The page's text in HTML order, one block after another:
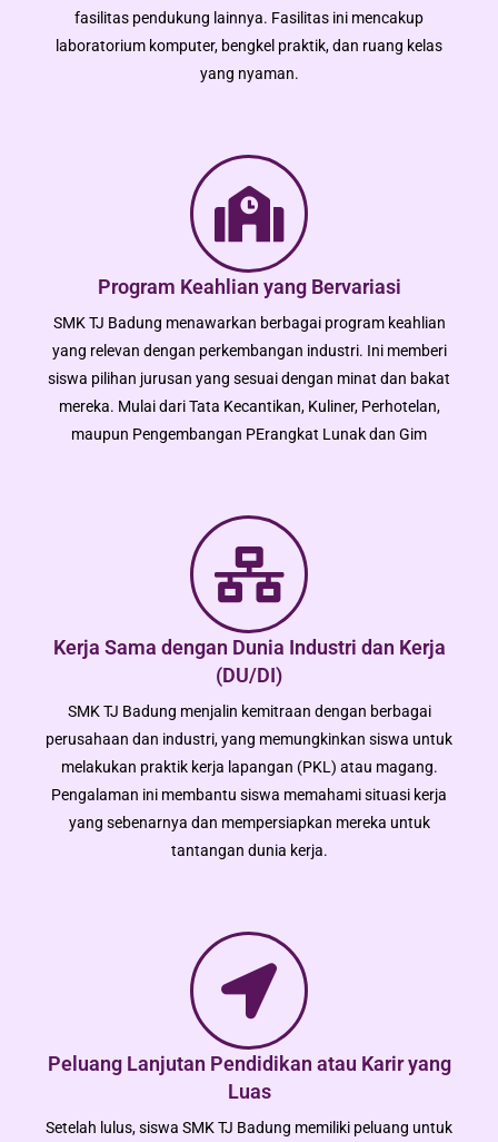
fasilitas pendukung lainnya. Fasilitas ini mencakup
laboratorium komputer, bengkel praktik, dan ruang kelas
yang nyaman.
Program Keahlian yang Bervariasi
SMK TJ Badung menawarkan berbagai program keahlian
yang relevan dengan perkembangan industri. Ini memberi
siswa pilihan jurusan yang sesuai dengan minat dan bakat
mereka. Mulai dari Tata Kecantikan, Kuliner, Perhotelan,
maupun Pengembangan PErangkat Lunak dan Gim
Kerja Sama dengan Dunia Industri dan Kerja
(DU/DI)
SMK TJ Badung menjalin kemitraan dengan berbagai
perusahaan dan industri, yang memungkinkan siswa untuk
melakukan praktik kerja lapangan (PKL) atau magang.
Pengalaman ini membantu siswa memahami situasi kerja
yang sebenarnya dan mempersiapkan mereka untuk
tantangan dunia kerja.
Peluang Lanjutan Pendidikan atau Karir yang
Luas
Setelah lulus, siswa SMK TJ Badung memiliki peluang untuk